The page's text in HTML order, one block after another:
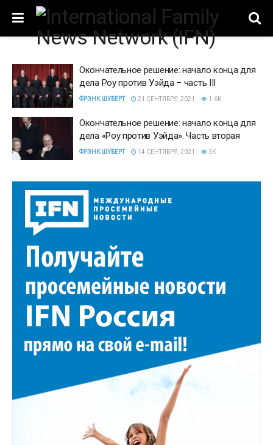
Окончательное решение: начало конца для
дела Роу против Уэйда – часть III
ФРЭНК ШУБЕРТ 21 СЕНТЯБРЯ, 2021 1.6K
Окончательное решение: начало конца для
дела «Роу против Уэйда». Часть вторая
ФРЭНК ШУБЕРТ 14 СЕНТЯБРЯ, 2021 3K